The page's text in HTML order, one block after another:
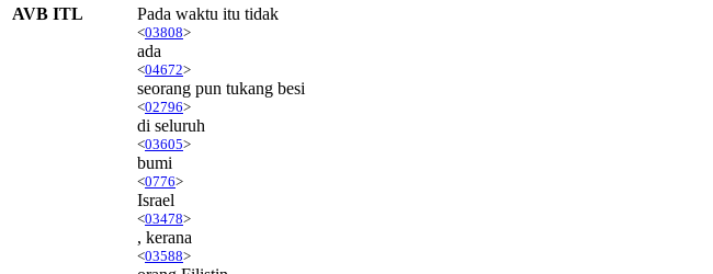
AVB ITL
Pada waktu itu tidak
<03808>
ada
<04672>
seorang pun tukang besi
<02796>
di seluruh
<03605>
bumi
<0776>
Israel
<03478>
, kerana
<03588>